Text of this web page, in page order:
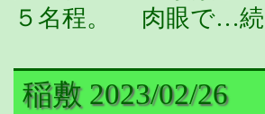
５名程。 肉眼で…続
稲敷 2023/02/26